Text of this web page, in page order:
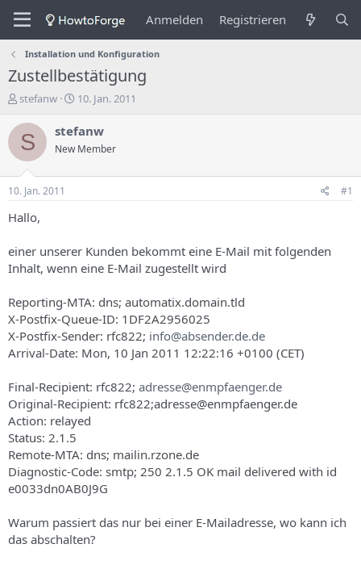
Anmelden Registrieren
Installation und Konfiguration
Zustellbestätigung
E
s
t
e
r
s
T
e
m
a
s
stefanw
E
s
e
d
a
u
m
10. Jan. 2011
S stefanw
New Member
10. Jan. 2011 #1
Hallo,
einer unserer Kunden bekommt eine E-Mail mit folgenden
Inhalt, wenn eine E-Mail zugestellt wird
Reporting-MTA: dns; automatix.domain.tld
X-Postfix-Queue-ID: 1DF2A2956025
X-Postfix-Sender: rfc822; info@absender.de.de
Arrival-Date: Mon, 10 Jan 2011 12:22:16 +0100 (CET)
Final-Recipient: rfc822; adresse@enmpfaenger.de
Original-Recipient: rfc822;adresse@enmpfaenger.de
Action: relayed
Status: 2.1.5
Remote-MTA: dns; mailin.rzone.de
Diagnostic-Code: smtp; 250 2.1.5 OK mail delivered with id
e0033dn0AB0J9G
Warum passiert das nur bei einer E-Mailadresse, wo kann ich
das abschalten?